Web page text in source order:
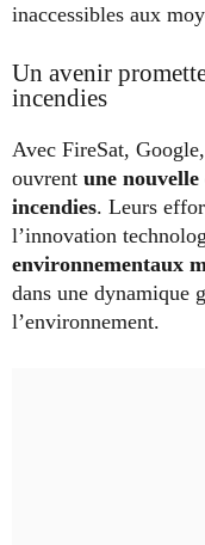
inaccessibles aux
Un avenir
incendies
Avec FireSat,
ouvrent une
incendies. Leurs
l’innovation
environnementaux
dans une dynamique
l’environnement.